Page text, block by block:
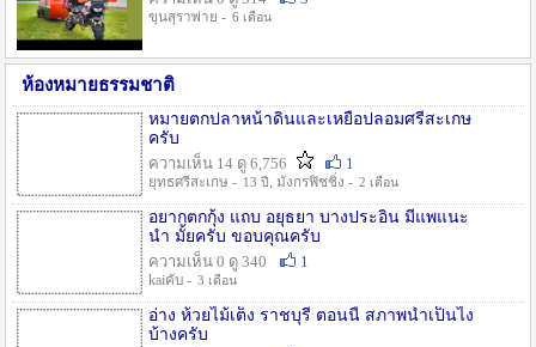
ขุนสุราพ่าย - 6 เดือน
ห้องหมายธรรมชาติ
หมายตกปลาหน้าดินและเหยื่อปลอมศรีสะเกษ
ครับ
ความเห็น 14 ดู 6,756
1
ยุทธศรีสะเกษ - 13 ปี , มังกรฟิชชิ่ง - 2 เดือน
อยากตกกุ้ง แถบ อยุธยา บางประอิน มีแพแนะ
นำ มั้ยครับ ขอบคุณครับ
ความเห็น 0 ดู 340
1
kaiคับ - 3 เดือน
อ่าง ห้วยไม้เต็ง ราชบุรี ตอนนี้ สภาพน้ำเป็นไง
บ้างครับ